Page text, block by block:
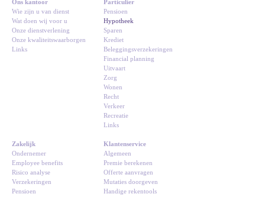
Ons kantoor
Wie zijn u van dienst
Wat doen wij voor u
Onze dienstverlening
Onze kwaliteitswaarborgen
Links
Particulier
Pensioen
Hypotheek
Sparen
Krediet
Beleggingsverzekeringen
Financial planning
Uitvaart
Zorg
Wonen
Recht
Verkeer
Recreatie
Links
Zakelijk
Ondernemer
Employee benefits
Risico analyse
Verzekeringen
Pensioen
Klantenservice
Algemeen
Premie berekenen
Offerte aanvragen
Mutaties doorgeven
Handige rekentools